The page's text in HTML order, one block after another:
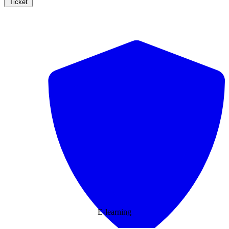
Ticket
E-learning